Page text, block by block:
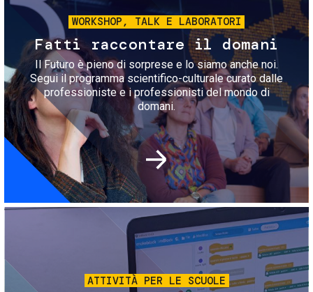
WORKSHOP, TALK E LABORATORI
Fatti raccontare il domani
Il Futuro è pieno di sorprese e lo siamo anche noi.
Segui il programma scientifico-culturale curato dalle
professioniste e i professionisti del mondo di
domani.
Immagine
ATTIVITÀ PER LE SCUOLE